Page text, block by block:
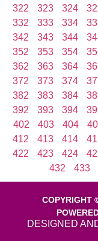
322
323 324
332
333 334
342
343 344
352
353 354
362
363 364
372
373 374
382
383 384
392
393 394
402
403 404
412
413 414
422
423 424
432
433
COPYRIGHT
DESIGNED